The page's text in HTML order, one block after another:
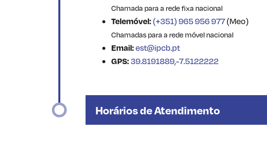
Chamada para a rede fixa nacional
Telemóvel:(+351) 965 956 977(Meo)
Chamadas para a rede móvel nacional
Email:est@ipcb.pt
GPS:39.8191889,-7.5122222
Horários de Atendimento